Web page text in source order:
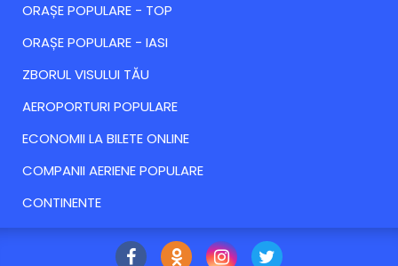
ORAȘE POPULARE - TOP
ORAȘE POPULARE - IASI
ZBORUL VISULUI TĂU
AEROPORTURI POPULARE
ECONOMII LA BILETE ONLINE
COMPANII AERIENE POPULARE
CONTINENTE